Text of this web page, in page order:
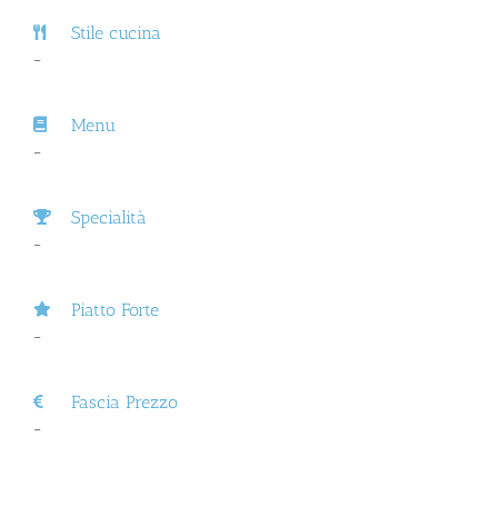
Stile cucina
–
Menu
–
Specialità
–
Piatto Forte
–
Fascia Prezzo
–